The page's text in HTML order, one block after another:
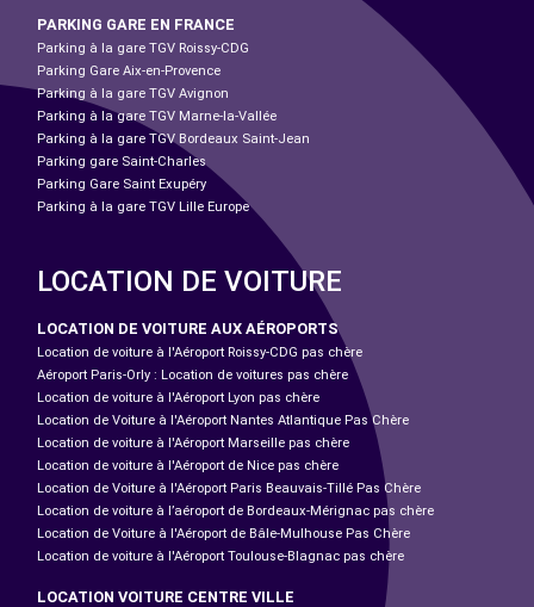
PARKING GARE EN FRANCE
Parking à la gare TGV Roissy-CDG
Parking Gare Aix-en-Provence
Parking à la gare TGV Avignon
Parking à la gare TGV Marne-la-Vallée
Parking à la gare TGV Bordeaux Saint-Jean
Parking gare Saint-Charles
Parking Gare Saint Exupéry
Parking à la gare TGV Lille Europe
LOCATION DE VOITURE
LOCATION DE VOITURE AUX AÉROPORTS
Location de voiture à l'Aéroport Roissy-CDG pas chère
Aéroport Paris-Orly : Location de voitures pas chère
Location de voiture à l'Aéroport Lyon pas chère
Location de Voiture à l'Aéroport Nantes Atlantique Pas Chère
Location de voiture à l'Aéroport Marseille pas chère
Location de voiture à l'Aéroport de Nice pas chère
Location de Voiture à l'Aéroport Paris Beauvais-Tillé Pas Chère
Location de voiture à l’aéroport de Bordeaux-Mérignac pas chère
Location de Voiture à l'Aéroport de Bâle-Mulhouse Pas Chère
Location de voiture à l'Aéroport Toulouse-Blagnac pas chère
LOCATION VOITURE CENTRE VILLE